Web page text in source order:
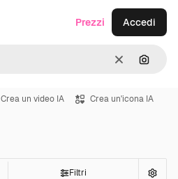
CancellaCerca
Prezzi Accedi
Crea un video IA Crea un'icona IA
Filtri